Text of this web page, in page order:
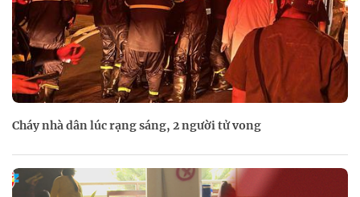
Cháy nhà dân lúc rạng sáng, 2 người tử vong